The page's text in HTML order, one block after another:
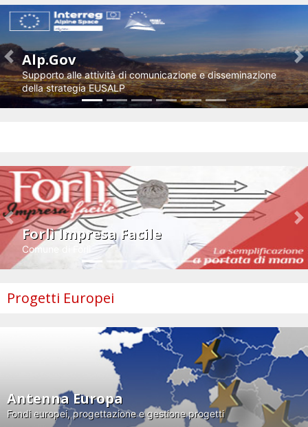
Alp.Gov
Supporto alle attività di comunicazione e disseminazione
della strategia EUSALP
Previous
Forlì Impresa Facile
Comune di Forlì
Previous
Progetti Europei
Antenna Europa
Fondi europei, progettazione e gestione progetti